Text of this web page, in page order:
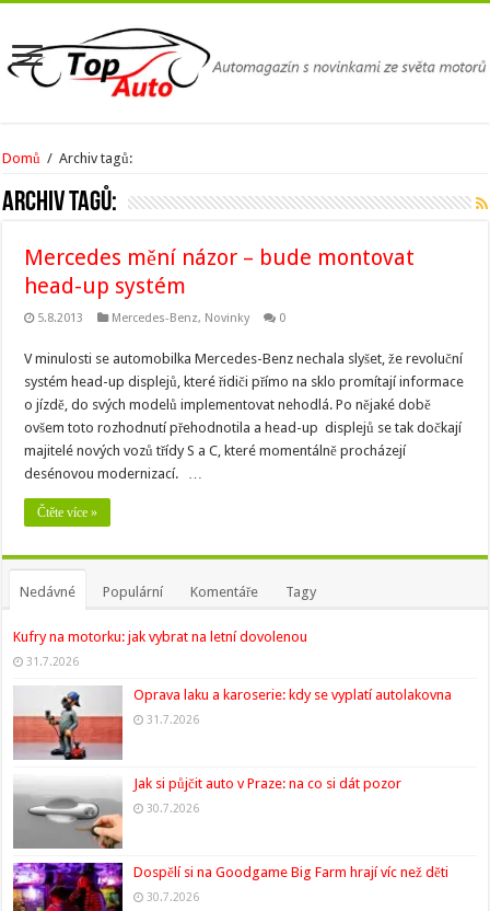
Domů / Archiv tagů:
Archiv tagů:
Mercedes mění názor – bude montovat
head-up systém
5.8.2013 Mercedes-Benz, Novinky 0
V minulosti se automobilka Mercedes-Benz nechala slyšet, že revoluční
systém head-up displejů, které řidiči přímo na sklo promítají informace
o jízdě, do svých modelů implementovat nehodlá. Po nějaké době
ovšem toto rozhodnutí přehodnotila a head-up displejů se tak dočkají
majitelé nových vozů třídy S a C, které momentálně procházejí
desénovou modernizací. …
Čtěte více »
Nedávné Populární Komentáře Tagy
Kufry na motorku: jak vybrat na letní dovolenou
31.7.2026
Oprava laku a karoserie: kdy se vyplatí autolakovna
31.7.2026
Jak si půjčit auto v Praze: na co si dát pozor
30.7.2026
Dospělí si na Goodgame Big Farm hrají víc než děti
30.7.2026